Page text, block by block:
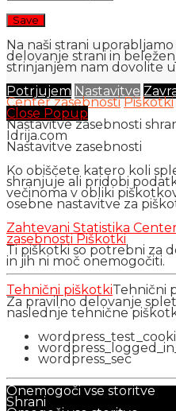
Na naši strani
delovanje strani in
strinjanjem nam dovolite
Potrjujem Nastavitve
Center zasebnosti Piškotki
Close Popup
Nastavitve zasebnosti
Idrija.com
Nastavitve zasebnosti
Ko obiščete katero koli
shranjuje ali pridobi
večinoma v obliki
osebne nastavitve za
Zahtevani Statistika
zasebnosti Piškotki
Ti piškotki so potrebni za
in jih ni moč onemogočiti.
Tehnični piškotkiTehnični
Za pravilno delovanje
naslednje tehnične
wordpress_logged_in_
wordpress_sec
Onemogoči vse storitve
Shrani